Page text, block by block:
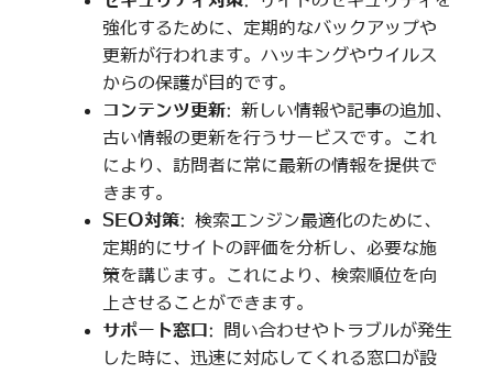
強化するために、定期的なバックアップや
更新が行われます。ハッキングやウイルス
からの保護が目的です。
コンテンツ更新: 新しい情報や記事の追加、
古い情報の更新を行うサービスです。これ
により、訪問者に常に最新の情報を提供で
きます。
SEO対策: 検索エンジン最適化のために、
定期的にサイトの評価を分析し、必要な施
策を講じます。これにより、検索順位を向
上させることができます。
サポート窓口 : 問い合わせやトラブルが発生
した時に、迅速に対応してくれる窓口が設